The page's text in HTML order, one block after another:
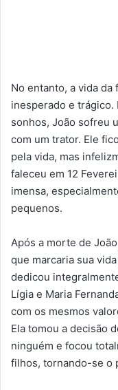
No entanto, a vida da
inesperado e trágico.
sonhos, João sofreu
com um trator. Ele
pela vida, mas
faleceu em 12
imensa,
pequenos.
Após a morte de
que marcaria sua
dedicou
Lígia e Maria
com os mesmos
Ela tomou a decisão
ninguém e focou
filhos, tornando-se o